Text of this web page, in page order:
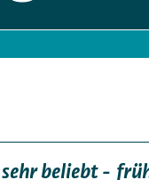
beliebt -